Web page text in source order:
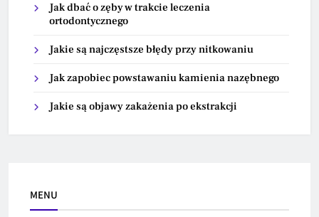
Jak dbać o zęby w trakcie leczenia
ortodontycznego
Jakie są najczęstsze błędy przy nitkowaniu
Jak zapobiec powstawaniu kamienia nazębnego
Jakie są objawy zakażenia po ekstrakcji
MENU